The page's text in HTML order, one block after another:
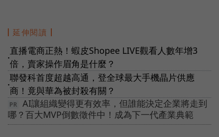
延伸閱讀
●
直播電商正熱！蝦皮Shopee LIVE觀看人數年增3
倍，賣家操作眉角是什麼？
●
聯發科首度超越高通，登全球最大手機晶片供應
商！竟與華為被封殺有關？
AI讓組織變得更有效率，但誰能決定企業將走到
哪？百大MVP倒數徵件中！成為下一代產業典範